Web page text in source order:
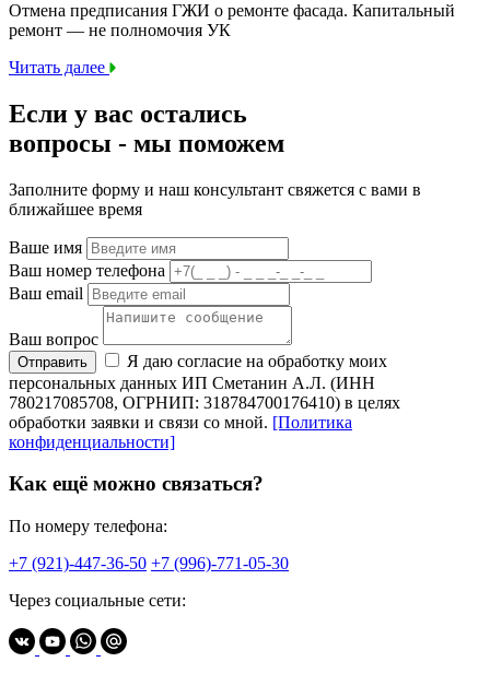
Отмена предписания ГЖИ о ремонте фасада. Капитальный
ремонт — не полномочия УК
Читать далее
Если у вас остались
вопросы - мы поможем
Заполните форму и наш консультант свяжется с вами в
ближайшее время
Ваше имя
Ваш номер телефона
Ваш email
Ваш вопрос
Отправить
Я даю согласие на обработку моих
персональных данных ИП Сметанин А.Л. (ИНН
780217085708, ОГРНИП: 318784700176410) в целях
обработки заявки и связи со мной. [Политика
конфиденциальности]
Как ещё можно связаться?
По номеру телефона:
+7 (921)-447-36-50 +7 (996)-771-05-30
Через социальные сети: